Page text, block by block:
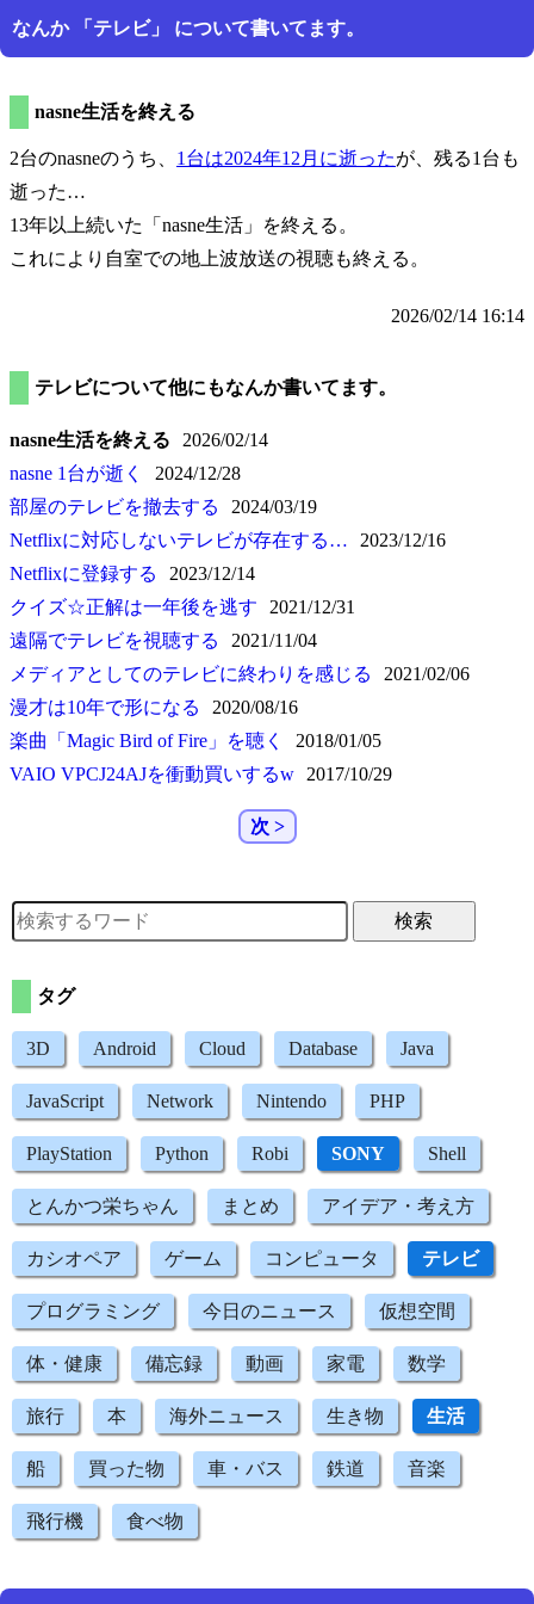
なんか テレビ について書いてます。
nasne生活を終える
2台のnasneのうち、 1台は2024年12月に逝ったが、残る1台も
逝った…
13年以上続いた
nasne生活
を終える。
これにより自室での地上波放送の視聴も終える。
2026/02/14 16:14
テレビについて他にもなんか書いてます。
nasne生活を終える
2026/02/14
nasne 1台が逝く
2024/12/28
部屋のテレビを撤去する
2024/03/19
Netflixに対応しないテレビが存在する…
2023/12/16
Netflixに登録する
2023/12/14
クイズ☆正解は一年後を逃す
2021/12/31
遠隔でテレビを視聴する
2021/11/04
メディアとしてのテレビに終わりを感じる
2021/02/06
漫才は10年で形になる
2020/08/16
楽曲
Magic Bird of Fire を聴く
2018/01/05
VAIO VPCJ24AJを衝動買いするw
2017/10/29
次 >
検索
タグ
3D Android Cloud Database Java
JavaScript Network Nintendo PHP
PlayStation Python Robi SONY Shell
とんかつ栄ちゃん まとめ アイデア・考え方
カシオペア ゲーム コンピュータ テレビ
プログラミング 今日のニュース 仮想空間
体・健康 備忘録 動画 家電 数学
旅行 本 海外ニュース 生き物 生活
船 買った物 車・バス 鉄道 音楽
飛行機 食べ物